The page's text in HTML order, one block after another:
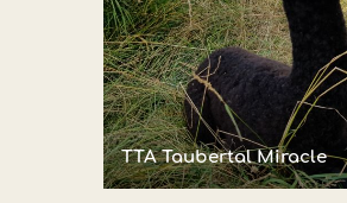
TTA Taubertal Miracle